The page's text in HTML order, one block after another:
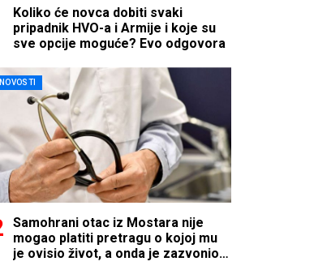
Koliko će novca dobiti svaki
pripadnik HVO-a i Armije i koje su
sve opcije moguće? Evo odgovora
NOVOSTI
Samohrani otac iz Mostara nije
mogao platiti pretragu o kojoj mu
je ovisio život, a onda je zazvonio